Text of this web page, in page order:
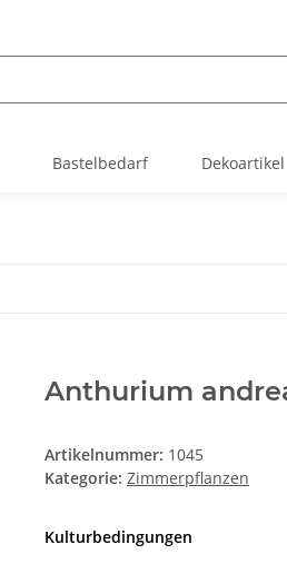
Bastelbedarf Dekoartikel
Anthurium
Artikelnummer: 1045
Kategorie: Zimmerpflanzen
Kulturbedingungen